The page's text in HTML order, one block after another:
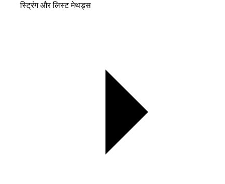
स्ट्रिंग और लिस्ट मेथड्स